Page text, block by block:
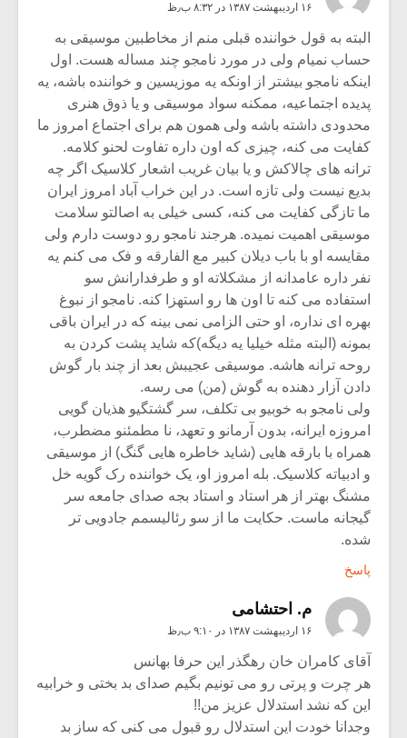
۱۶ اردیبهشت ۱۳۸۷ در ۸:۳۲ ب٫ظ
البته به قول خواننده قبلی منم از مخاطبین موسیقی به
حساب نمیام ولی در مورد نامجو چند مساله هست. اول
اینکه نامجو بیشتر از اونکه یه موزیسین و خواننده باشه، یه
پدیده اجتماعیه، ممکنه سواد موسیقی و یا ذوق هنری
محدودی داشته باشه ولی همون هم برای اجتماع امروز ما
کفایت می کنه، چیزی که اون داره تفاوت لحنو کلامه.
ترانه های چالاکش و یا بیان غریب اشعار کلاسیک اگر چه
بدیع نیست ولی تازه است. در این خراب آباد امروز ایران
ما تازگی کفایت می کنه، کسی خیلی به اصالتو سلامت
موسیقی اهمیت نمیده. هرجند نامجو رو دوست دارم ولی
مقایسه او با باب دیلان کبیر مع الفارقه و فک می کنم یه
نفر داره عامدانه از مشکلاته او و طرفدارانش سو
استفاده می کنه تا اون ها رو استهزا کنه. نامجو از نبوغ
بهره ای نداره، او حتی الزامی نمی بینه که در ایران باقی
بمونه (البته مثله خیلیا یه دیگه)که شاید پشت کردن به
روحه ترانه هاشه. موسیقی عجیبش بعد از چند بار گوش
دادن آزار دهنده به گوش (من) می رسه.
ولی نامجو به خوبیو بی تکلف، سر گشتگیو هذیان گویی
امروزه ایرانه، بدون آرمانو و تعهد، نا مطمئنو مضطرب،
همراه با بارقه هایی (شاید خاطره هایی گنگ) از موسیقی
و ادبیاته کلاسیک. بله امروز او، یک خواننده رک گویه خل
مشنگ بهتر از هر استاد و استاد بجه صدای جامعه سر
گیجانه ماست. حکایت ما از سو رئالیسمم جادویی تر
شده.
پاسخ
م. احتشامی
۱۶ اردیبهشت ۱۳۸۷ در ۹:۱۰ ب٫ظ
آقای کامران خان رهگذر این حرفا بهانس
هر چرت و پرتی رو می تونیم بگیم صدای بد بختی و خرابیه
این که نشد استدلال عزیز من!!
وجدانا خودت این استدلال رو قبول می کنی که ساز بد